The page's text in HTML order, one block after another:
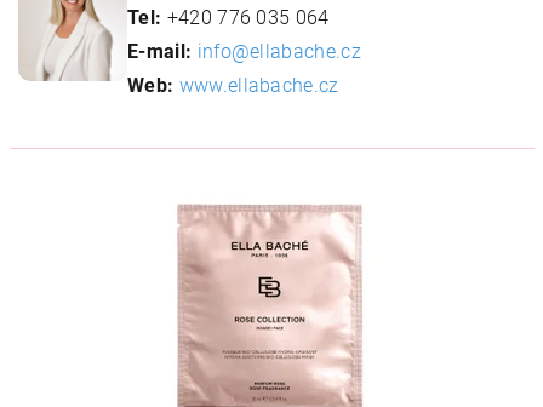
Tel: +420 776 035 064
E-mail: info@ellabache.cz
Web: www.ellabache.cz